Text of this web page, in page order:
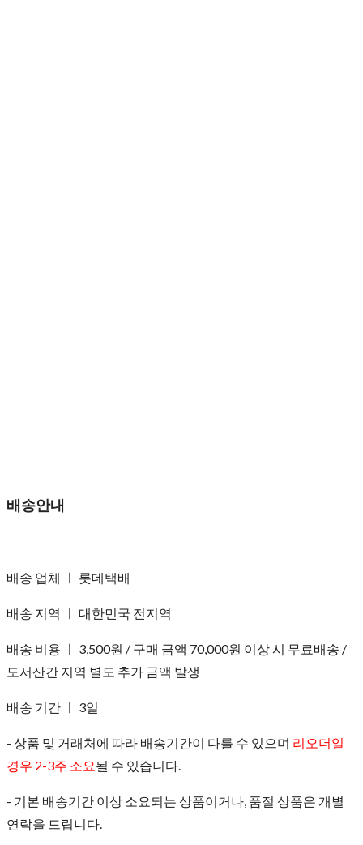
배송안내
배송 업체 ㅣ 롯데택배
배송 지역 ㅣ 대한민국 전지역
배송 비용 ㅣ 3,500원 / 구매 금액 70,000원 이상 시 무료배송 /
도서산간 지역 별도 추가 금액 발생
배송 기간 ㅣ 3일
- 상품 및 거래처에 따라 배송기간이 다를 수 있으며 리오더일
경우 2-3주 소요될 수 있습니다.
- 기본 배송기간 이상 소요되는 상품이거나, 품절 상품은 개별
연락을 드립니다.